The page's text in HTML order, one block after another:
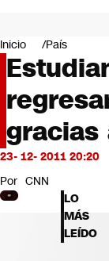
Negocios
Deportes
Programas
Cultura
Servicios
Bits
CNN Data
CNN tiempo
Futuro 360
Opinión
Inicio País
gracias
23- 12- 2011 20:20
Por CNN
LO
MÁS
LEÍDO